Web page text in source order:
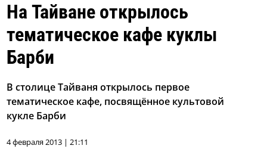
На Тайване открылось
тематическое кафе куклы
Барби
В столице Тайваня открылось первое
тематическое кафе, посвящённое культовой
кукле Барби
4 февраля 2013 | 21:11